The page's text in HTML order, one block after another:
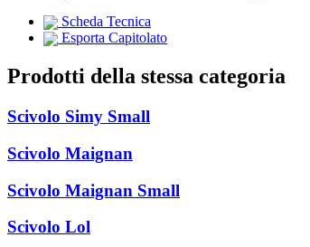
Scheda Tecnica
Esporta Capitolato
Prodotti della stessa categoria
Scivolo Simy Small
Scivolo Maignan
Scivolo Maignan Small
Scivolo Lol